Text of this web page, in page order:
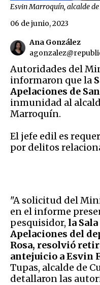
Esvin Marroquín, alcalde de
Ana González
06 de junio, 2023
Autoridades del
informaron que la
Apelaciones de
inmunidad al
Marroquín.
El jefe edil es
por delitos
"A solicitud del
en el informe
pesquisidor, la
Apelaciones del
Rosa, resolvió
antejuicio a Esvin
Tupas, alcalde de
detallaron las